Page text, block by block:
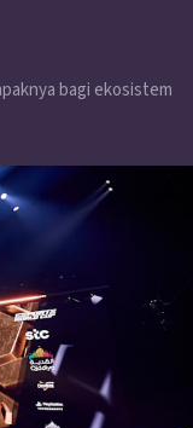
bagi ekosistem